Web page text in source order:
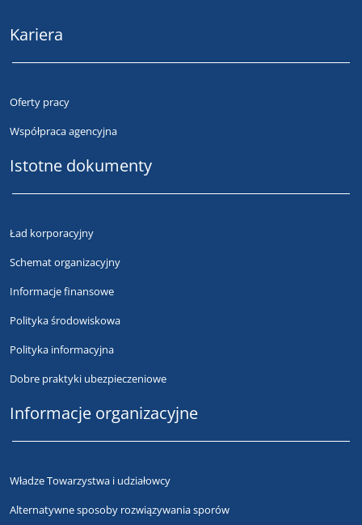
Kariera
Oferty pracy
Współpraca agencyjna
Istotne dokumenty
Ład korporacyjny
Schemat organizacyjny
Informacje finansowe
Polityka środowiskowa
Polityka informacyjna
Dobre praktyki ubezpieczeniowe
Informacje organizacyjne
Władze Towarzystwa i udziałowcy
Alternatywne sposoby rozwiązywania sporów